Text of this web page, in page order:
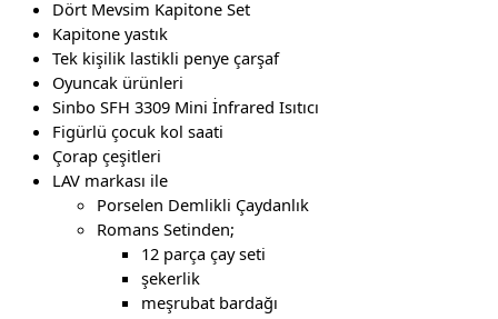
Dört Mevsim Kapitone Set
Kapitone yastık
Tek kişilik lastikli penye çarşaf
Oyuncak ürünleri
Sinbo SFH 3309 Mini İnfrared Isıtıcı
Figürlü çocuk kol saati
Çorap çeşitleri
LAV markası ile
Porselen Demlikli Çaydanlık
Romans Setinden;
12 parça çay seti
şekerlik
meşrubat bardağı